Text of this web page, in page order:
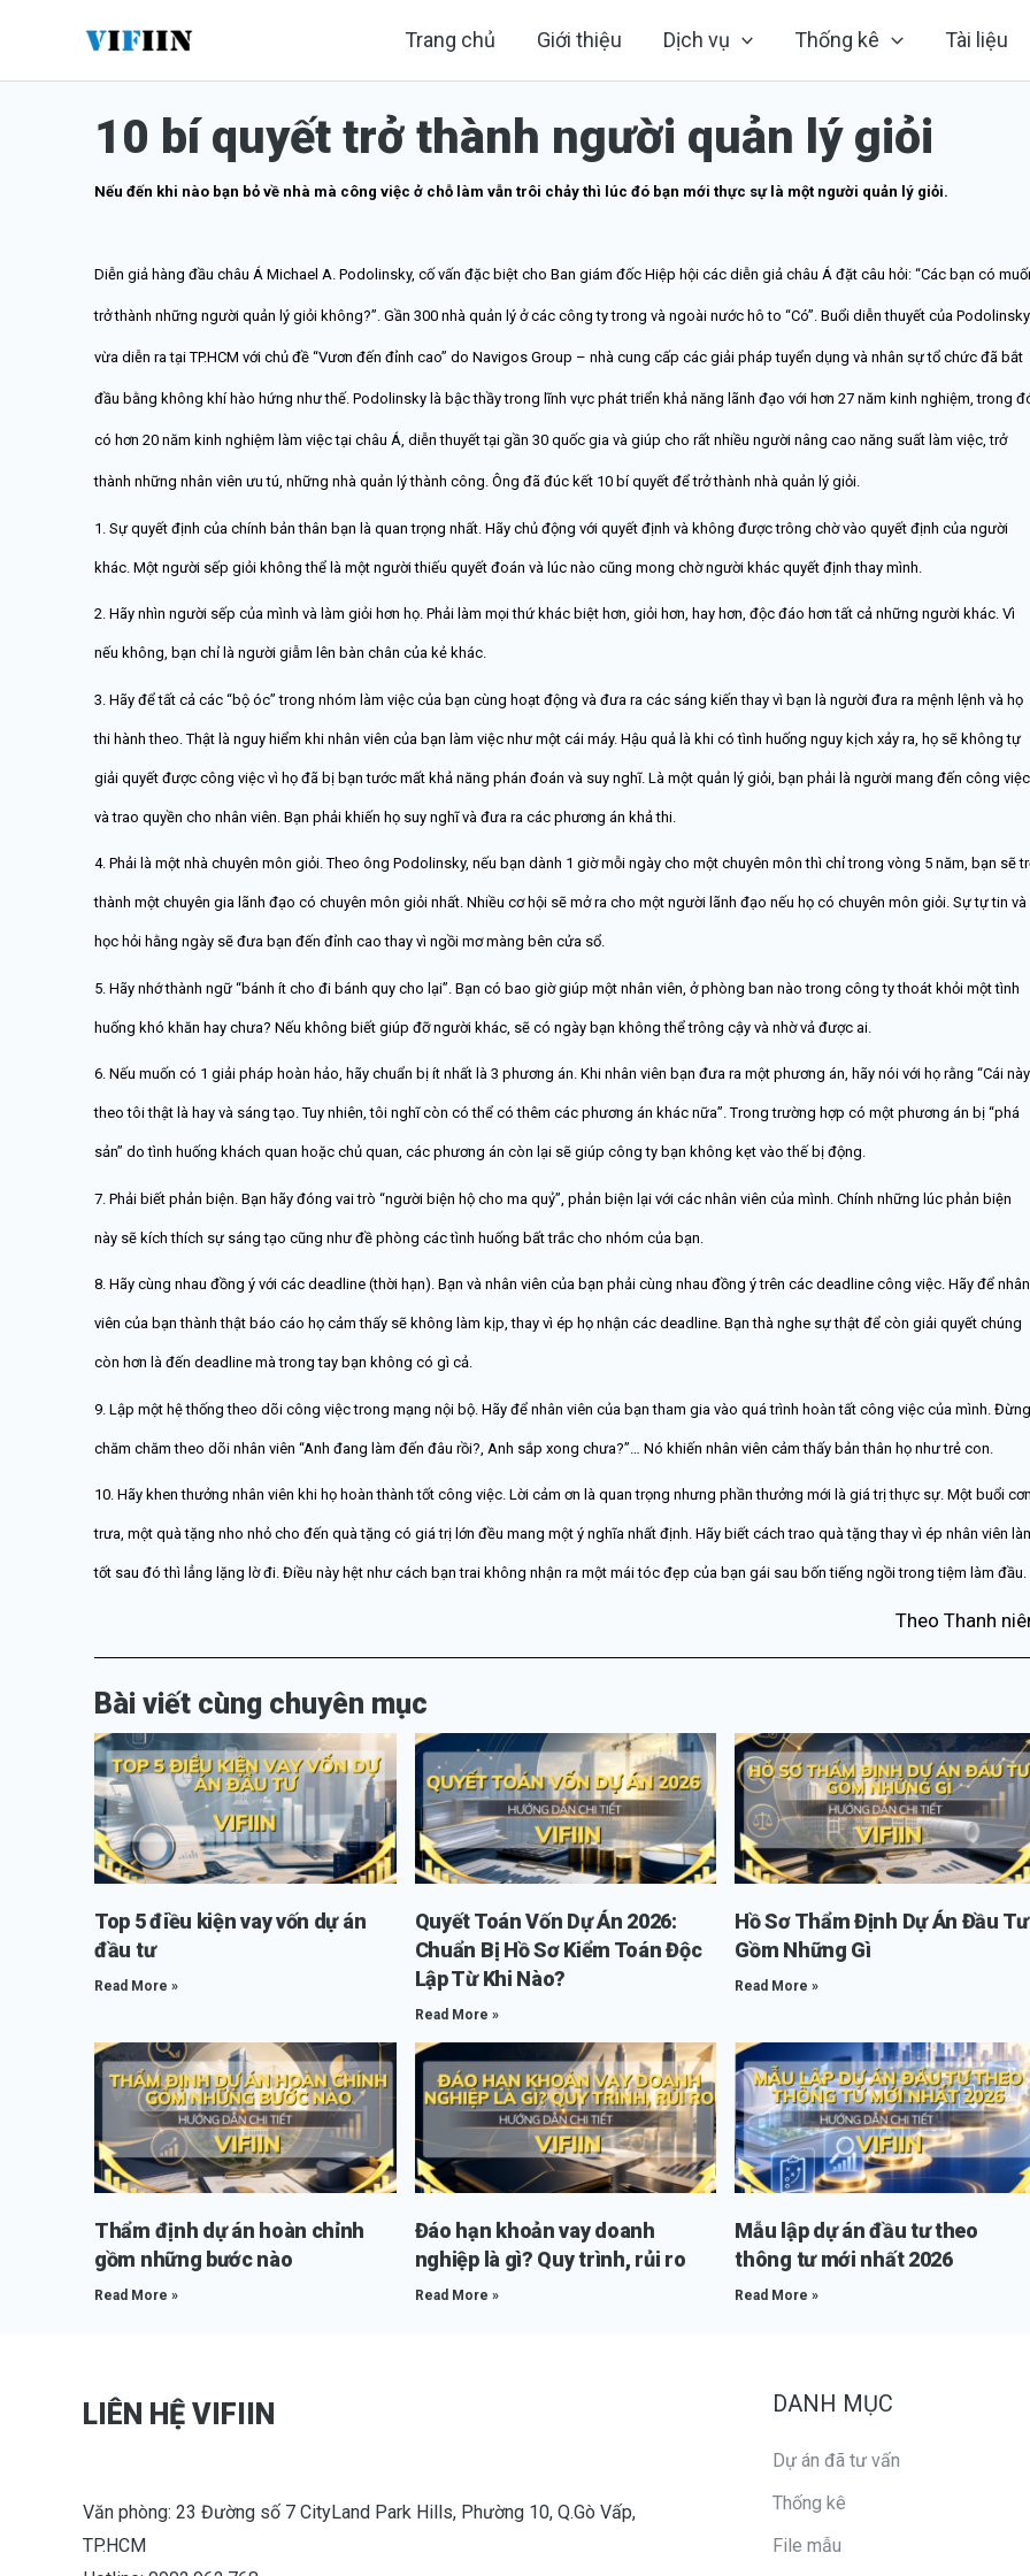
Trang chủ Giới thiệu Dịch vụ Thống kê Tài liệu
10 bí quyết trở thành người quản lý giỏi
Nếu đến khi nào bạn bỏ về nhà mà công việc ở chỗ làm vẫn trôi chảy thì lúc đó bạn mới thực sự là một người quản lý giỏi.
Diễn giả hàng đầu châu Á Michael A. Podolinsky, cố vấn đặc biệt cho Ban giám đốc Hiệp hội các diễn giả châu Á đặt câu hỏi: “Các bạn có
trở thành những người quản lý giỏi không?”. Gần 300 nhà quản lý ở các công ty trong và ngoài nước hô to “Có”. Buổi diễn thuyết của Podolinsky
vừa diễn ra tại TP.HCM với chủ đề “Vươn đến đỉnh cao” do Navigos Group – nhà cung cấp các giải pháp tuyển dụng và nhân sự tổ chức đã bắt
đầu bằng không khí hào hứng như thế. Podolinsky là bậc thầy trong lĩnh vực phát triển khả năng lãnh đạo với hơn 27 năm kinh nghiệm, trong
có hơn 20 năm kinh nghiệm làm việc tại châu Á, diễn thuyết tại gần 30 quốc gia và giúp cho rất nhiều người nâng cao năng suất làm việc, trở
thành những nhân viên ưu tú, những nhà quản lý thành công. Ông đã đúc kết 10 bí quyết để trở thành nhà quản lý giỏi.
1. Sự quyết định của chính bản thân bạn là quan trọng nhất. Hãy chủ động với quyết định và không được trông chờ vào quyết định của người
khác. Một người sếp giỏi không thể là một người thiếu quyết đoán và lúc nào cũng mong chờ người khác quyết định thay mình.
2. Hãy nhìn người sếp của mình và làm giỏi hơn họ. Phải làm mọi thứ khác biệt hơn, giỏi hơn, hay hơn, độc đáo hơn tất cả những người khác. Vì
nếu không, bạn chỉ là người giẫm lên bàn chân của kẻ khác.
3. Hãy để tất cả các “bộ óc” trong nhóm làm việc của bạn cùng hoạt động và đưa ra các sáng kiến thay vì bạn là người đưa ra mệnh lệnh và họ
thi hành theo. Thật là nguy hiểm khi nhân viên của bạn làm việc như một cái máy. Hậu quả là khi có tình huống nguy kịch xảy ra, họ sẽ không tự
giải quyết được công việc vì họ đã bị bạn tước mất khả năng phán đoán và suy nghĩ. Là một quản lý giỏi, bạn phải là người mang đến công việc
và trao quyền cho nhân viên. Bạn phải khiến họ suy nghĩ và đưa ra các phương án khả thi.
4. Phải là một nhà chuyên môn giỏi. Theo ông Podolinsky, nếu bạn dành 1 giờ mỗi ngày cho một chuyên môn thì chỉ trong vòng 5 năm, bạn sẽ
thành một chuyên gia lãnh đạo có chuyên môn giỏi nhất. Nhiều cơ hội sẽ mở ra cho một người lãnh đạo nếu họ có chuyên môn giỏi. Sự tự tin và
học hỏi hằng ngày sẽ đưa bạn đến đỉnh cao thay vì ngồi mơ màng bên cửa sổ.
5. Hãy nhớ thành ngữ “bánh ít cho đi bánh quy cho lại”. Bạn có bao giờ giúp một nhân viên, ở phòng ban nào trong công ty thoát khỏi một tình
huống khó khăn hay chưa? Nếu không biết giúp đỡ người khác, sẽ có ngày bạn không thể trông cậy và nhờ vả được ai.
6. Nếu muốn có 1 giải pháp hoàn hảo, hãy chuẩn bị ít nhất là 3 phương án. Khi nhân viên bạn đưa ra một phương án, hãy nói với họ rằng “Cái này
theo tôi thật là hay và sáng tạo. Tuy nhiên, tôi nghĩ còn có thể có thêm các phương án khác nữa”. Trong trường hợp có một phương án bị “phá
sản” do tình huống khách quan hoặc chủ quan, các phương án còn lại sẽ giúp công ty bạn không kẹt vào thế bị động.
7. Phải biết phản biện. Bạn hãy đóng vai trò “người biện hộ cho ma quỷ”, phản biện lại với các nhân viên của mình. Chính những lúc phản biện
này sẽ kích thích sự sáng tạo cũng như đề phòng các tình huống bất trắc cho nhóm của bạn.
8. Hãy cùng nhau đồng ý với các deadline (thời hạn). Bạn và nhân viên của bạn phải cùng nhau đồng ý trên các deadline công việc. Hãy để nhân
viên của bạn thành thật báo cáo họ cảm thấy sẽ không làm kịp, thay vì ép họ nhận các deadline. Bạn thà nghe sự thật để còn giải quyết chúng
còn hơn là đến deadline mà trong tay bạn không có gì cả.
9. Lập một hệ thống theo dõi công việc trong mạng nội bộ. Hãy để nhân viên của bạn tham gia vào quá trình hoàn tất công việc của mình. Đừng
chăm chăm theo dõi nhân viên “Anh đang làm đến đâu rồi?, Anh sắp xong chưa?”… Nó khiến nhân viên cảm thấy bản thân họ như trẻ con.
10. Hãy khen thưởng nhân viên khi họ hoàn thành tốt công việc. Lời cảm ơn là quan trọng nhưng phần thưởng mới là giá trị thực sự. Một buổi
trưa, một quà tặng nho nhỏ cho đến quà tặng có giá trị lớn đều mang một ý nghĩa nhất định. Hãy biết cách trao quà tặng thay vì ép nhân viên
tốt sau đó thì lẳng lặng lờ đi. Điều này hệt như cách bạn trai không nhận ra một mái tóc đẹp của bạn gái sau bốn tiếng ngồi trong tiệm làm đầu.
Theo Thanh
Bài viết cùng chuyên mục
Top 5 điều kiện vay vốn dự án
đầu tư
Read More »
Quyết Toán Vốn Dự Án 2026:
Chuẩn Bị Hồ Sơ Kiểm Toán Độc
Lập Từ Khi Nào?
Read More »
Hồ Sơ Thẩm Định Dự Án Đầu Tư
Gồm Những Gì
Read More »
Thẩm định dự án hoàn chỉnh
gồm những bước nào
Read More »
Đáo hạn khoản vay doanh
nghiệp là gì? Quy trình, rủi ro
Read More »
Mẫu lập dự án đầu tư theo
thông tư mới nhất 2026
Read More »
LIÊN HỆ VIFIIN
Văn phòng: 23 Đường số 7 CityLand Park Hills, Phường 10, Q.Gò Vấp,
TP.HCM
DANH MỤC
Dự án đã tư vấn
Thống kê
File mẫu